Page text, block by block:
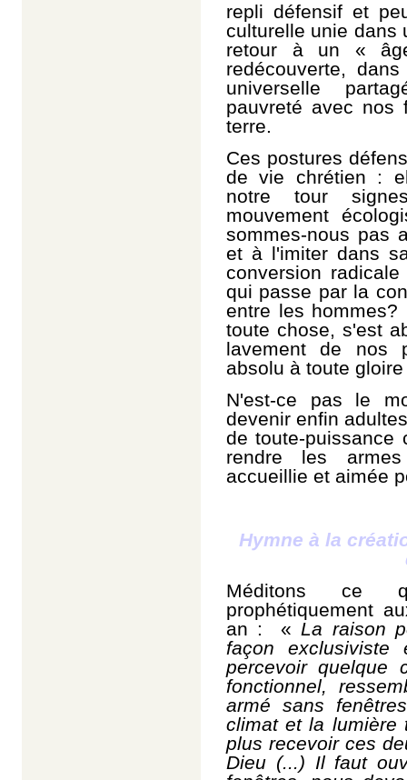
repli défensif et
culturelle unie dans
retour à un «
redécouverte,
universelle
pauvreté avec nos
terre.
Ces postures
de vie chrétien :
notre tour
mouvement
sommes-nous pas
et à l'imiter dans
conversion
qui passe par la
entre les hommes?
toute chose, s'est
lavement de nos
absolu à toute
N'est-ce pas le
devenir enfin
de toute-puissance
rendre les
accueillie et aimée
Hymne à la
Méditons ce
prophétiquement
an : « La raison
façon
percevoir quelque
fonctionnel,
armé sans
climat et la lumière
plus recevoir ces
Dieu (...) Il faut